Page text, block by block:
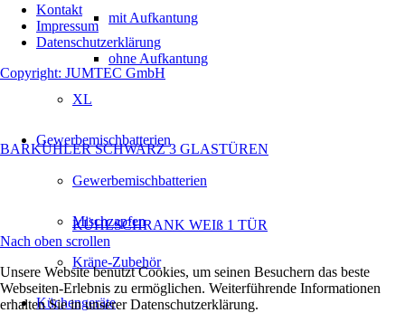
mit Aufkantung
ohne Aufkantung
XL
Gewerbemischbatterien
Gewerbemischbatterien
Mischzapfen
Kräne-Zubehör
Küchengeräte
Kontakt
Impressum
Datenschutzerklärung
Copyright: JUMTEC GmbH
BARKÜHLER SCHWARZ 3 GLASTÜREN
KÜHLSCHRANK WEIß 1 TÜR
Nach oben scrollen
Unsere Website benutzt Cookies, um seinen Besuchern das beste
Webseiten-Erlebnis zu ermöglichen. Weiterführende Informationen
erhalten Sie in unserer Datenschutzerklärung.